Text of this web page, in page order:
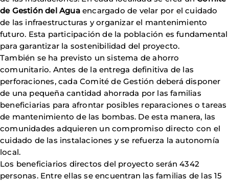
de Gestión del Aguaencargado de velar por el cuidado
de las infraestructuras y organizar el mantenimiento
futuro. Esta participación de la población es fundamental
para garantizar la sostenibilidad del proyecto.
También se ha previsto un sistema de ahorro
comunitario. Antes de la entrega definitiva de las
perforaciones, cada Comité de Gestión deberá disponer
de una pequeña cantidad ahorrada por las familias
beneficiarias para afrontar posibles reparaciones o tareas
de mantenimiento de las bombas. De esta manera, las
comunidades adquieren un compromiso directo con el
cuidado de las instalaciones y se refuerza la autonomía
local.
Los beneficiarios directos del proyecto serán 4342
personas. Entre ellas se encuentran las familias de las 15